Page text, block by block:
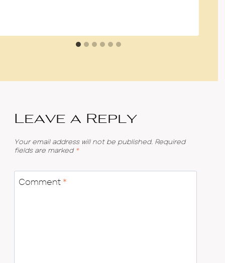
Leave a Reply
Your email address will not be published. Required
fields are marked *
Comment *